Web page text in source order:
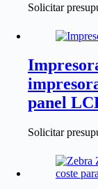
Solicitar
panel
Solicitar